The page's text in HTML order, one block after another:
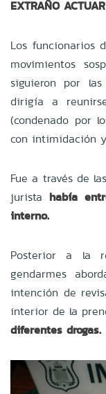
EXTRAÑO ACTUAR
Los funcionarios
movimientos
siguieron por
dirigía a
(condenado por
con intimidación
Fue a través de
jurista había
interno.
Posterior a la
gendarmes
intención de
interior de la
diferentes drogas.